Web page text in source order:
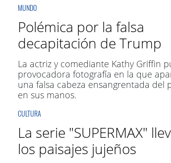
MUNDO
Polémica por la falsa
decapitación de Trump
La actriz y comediante Kathy Griffin
provocadora fotografía en la que
una falsa cabeza ensangrentada del
en sus manos.
CULTURA
La serie "SUPERMAX"
los paisajes jujeños